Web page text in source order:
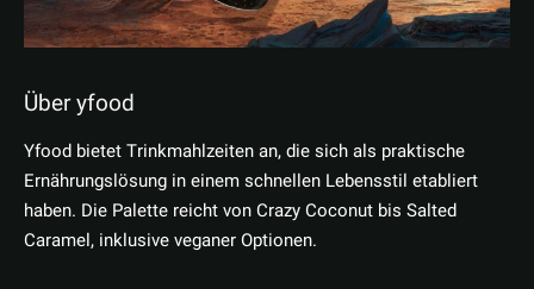
Über yfood
Yfood bietet Trinkmahlzeiten an, die sich als praktische
Ernährungslösung in einem schnellen Lebensstil etabliert
haben. Die Palette reicht von Crazy Coconut bis Salted
Caramel, inklusive veganer Optionen.